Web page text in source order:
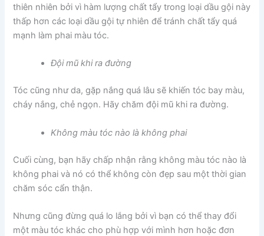
thiên nhiên bởi vì hàm lượng chất tẩy trong loại dầu gội này
thấp hơn các loại dầu gội tự nhiên để tránh chất tẩy quá
mạnh làm phai màu tóc.
Đội mũ khi ra đường
Tóc cũng như da, gặp nắng quá lâu sẽ khiến tóc bay màu,
cháy nắng, chẻ ngọn. Hãy chăm đội mũ khi ra đường.
Không màu tóc nào là không phai
Cuối cùng, bạn hãy chấp nhận rằng không màu tóc nào là
không phai và nó có thể không còn đẹp sau một thời gian
chăm sóc cẩn thận.
Nhưng cũng đừng quá lo lắng bởi vì bạn có thể thay đổi
một màu tóc khác cho phù hợp với mình hơn hoặc đơn